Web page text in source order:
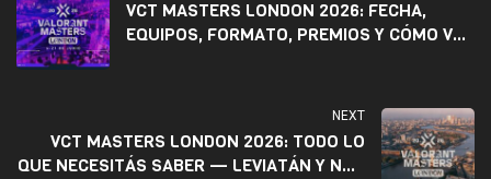
VCT MASTERS LONDON 2026: FECHA,
EQUIPOS, FORMATO, PREMIOS Y CÓMO VER
NEXT
VCT MASTERS LONDON 2026: TODO LO
QUE NECESITÁS SABER — LEVIATÁN Y NRG